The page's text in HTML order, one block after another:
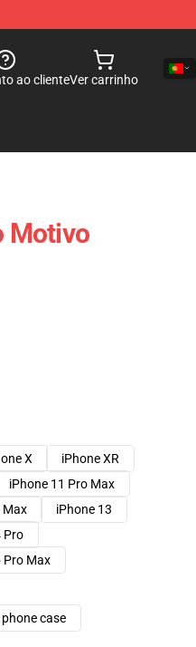
ao clienteVer carrinho
Motivo
X
iPhone XR
iPhone 11 Pro Max
Max
iPhone 13
Pro
Pro Max
case